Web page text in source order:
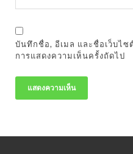
บันทึกชื่อ, อีเมล และชื่อเว็บไซ
การแสดงความเห็นครั้งถัดไป